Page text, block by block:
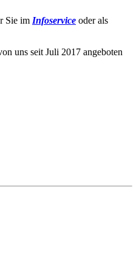
Sie im Infoservice oder als
uns seit Juli 2017 angeboten